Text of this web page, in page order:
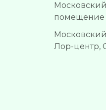
помещение
Лор-центр,